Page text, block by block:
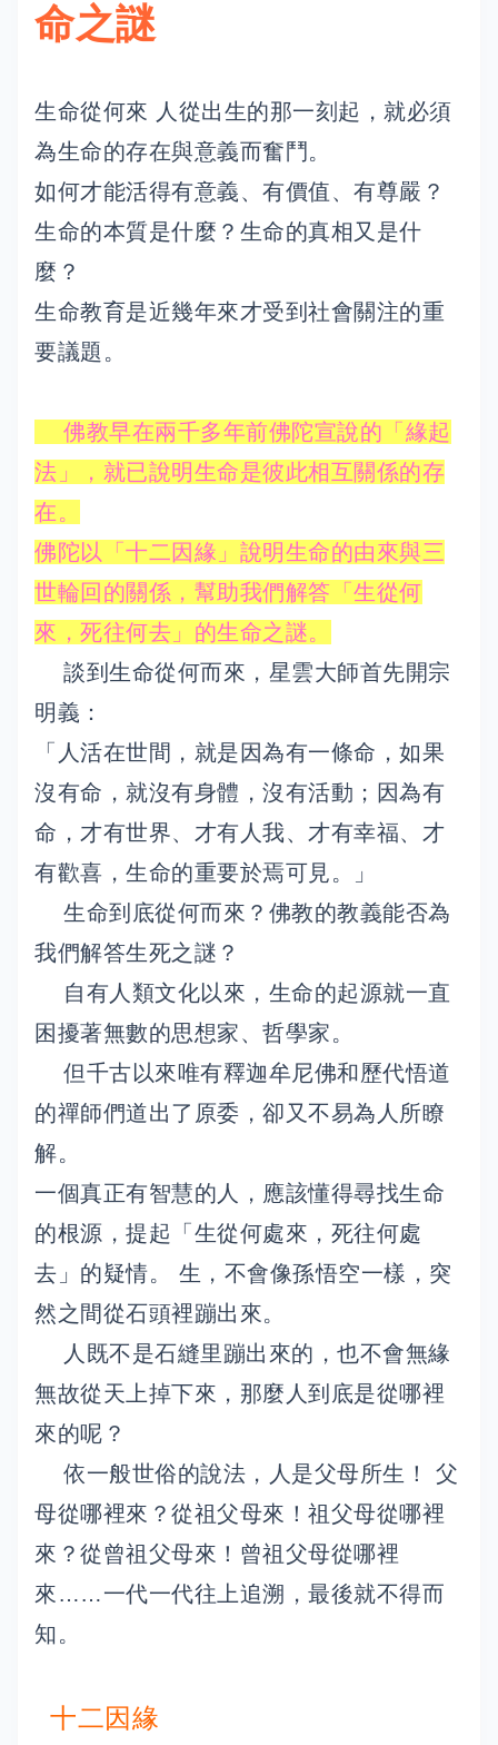
命之謎
生命從何來 人從出生的那一刻起，就必須
為生命的存在與意義而奮鬥。
如何才能活得有意義、有價值、有尊嚴？
生命的本質是什麼？生命的真相又是什
麼？
生命教育是近幾年來才受到社會關注的重
要議題。
佛教早在兩千多年前佛陀宣說的「緣起
法」，就已說明生命是彼此相互關係的存
在。
佛陀以「十二因緣」說明生命的由來與三
世輪回的關係，幫助我們解答「生從何
來，死往何去」的生命之謎。
談到生命從何而來，星雲大師首先開宗
明義：
「人活在世間，就是因為有一條命，如果
沒有命，就沒有身體，沒有活動；因為有
命，才有世界、才有人我、才有幸福、才
有歡喜，生命的重要於焉可見。」
生命到底從何而來？佛教的教義能否為
我們解答生死之謎？
自有人類文化以來，生命的起源就一直
困擾著無數的思想家、哲學家。
但千古以來唯有釋迦牟尼佛和歷代悟道
的禪師們道出了原委，卻又不易為人所瞭
解。
一個真正有智慧的人，應該懂得尋找生命
的根源，提起「生從何處來，死往何處
去」的疑情。 生，不會像孫悟空一樣，突
然之間從石頭裡蹦出來。
人既不是石縫里蹦出來的，也不會無緣
無故從天上掉下來，那麼人到底是從哪裡
來的呢？
依一般世俗的說法，人是父母所生！ 父
母從哪裡來？從祖父母來！祖父母從哪裡
來？從曾祖父母來！曾祖父母從哪裡
來……一代一代往上追溯，最後就不得而
知。
十二因緣